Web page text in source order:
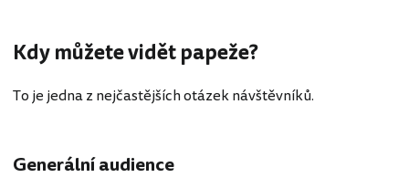
Kdy můžete vidět papeže?
To je jedna z nejčastějších otázek návštěvníků.
Generální audience